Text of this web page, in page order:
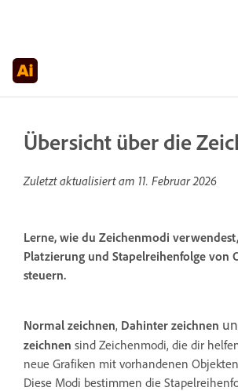
Übersicht über die
Zuletzt aktualisiert am 11. Februar 2026
Lerne, wie du Zeichenmodi
Platzierung und Stapelreihenfolge von
steuern.
Normal zeichnen, Dahinter zeichnen
zeichnen sind Zeichenmodi, die dir
neue Grafiken mit vorhandenen
Diese Modi bestimmen die